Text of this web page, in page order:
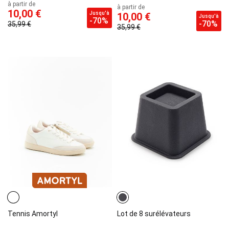
à partir de
10,00 €
35,99 €
Jusqu'à
-70%
à partir de
10,00 €
35,99 €
Jusqu'à
-70%
Tennis Amortyl Lot de 8 surélévateurs